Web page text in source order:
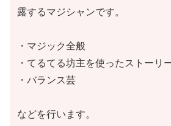
露するマジシャンです。
・マジック全般
・てるてる坊主を使ったストーリ
・バランス芸
などを行います。